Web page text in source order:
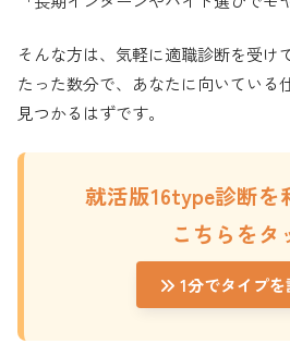
そんな方は、気軽に適職診断を受け
たった数分で、あなたに向いている
見つかるはずです。
就活版16type診断を
こちらをタ
1分でタイプを